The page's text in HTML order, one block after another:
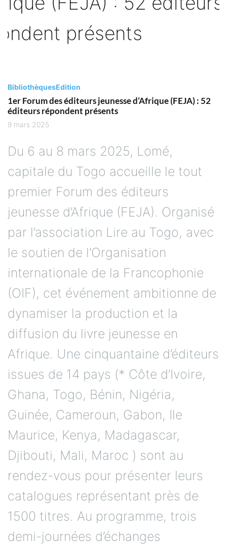
BibliothèquesEdition
1er Forum des éditeurs jeunesse d’Afrique (FEJA) : 52
éditeurs répondent présents
9 mars 2025
Du 6 au 8 mars 2025, Lomé,
capitale du Togo accueille le tout
premier Forum des éditeurs
jeunesse d’Afrique (FEJA). Organisé
par l’association Lire au Togo, avec
le soutien de l’Organisation
internationale de la Francophonie
(OIF), cet événement ambitionne de
dynamiser la production et la
diffusion du livre jeunesse en
Afrique. Une cinquantaine d’éditeurs
issues de 14 pays (* Côte d’Ivoire,
Ghana, Togo, Bénin, Nigéria,
Guinée, Cameroun, Gabon, Ile
Maurice, Kenya, Madagascar,
Djibouti, Mali, Maroc ) sont au
rendez-vous pour présenter leurs
catalogues représentant près de
1500 titres. Au programme, trois
demi-journées d’échanges